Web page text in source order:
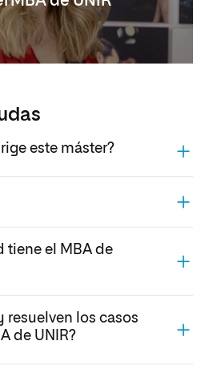
este máster?
tiene el MBA de
resuelven los casos
de UNIR?